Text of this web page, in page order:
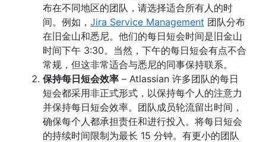
布在不同地区的团队，请选择适合所有人的时
间。例如， Jira Service Management 团队分布
在旧金山和悉尼。他们的每日短会时间是旧金山
时间下午 3:30。当然，下午的每日短会有点不合
常规，但这非常适合与悉尼的同事保持联系。
保持每日短会效率 – Atlassian 许多团队的每日
短会都采用非正式形式，以保持每个人的注意力
并保持每日短会效率。团队成员轮流留出时间，
确保每个人都承担责任和进行投入。将每日短会
的持续时间限制为最长 15 分钟。有更小的团队